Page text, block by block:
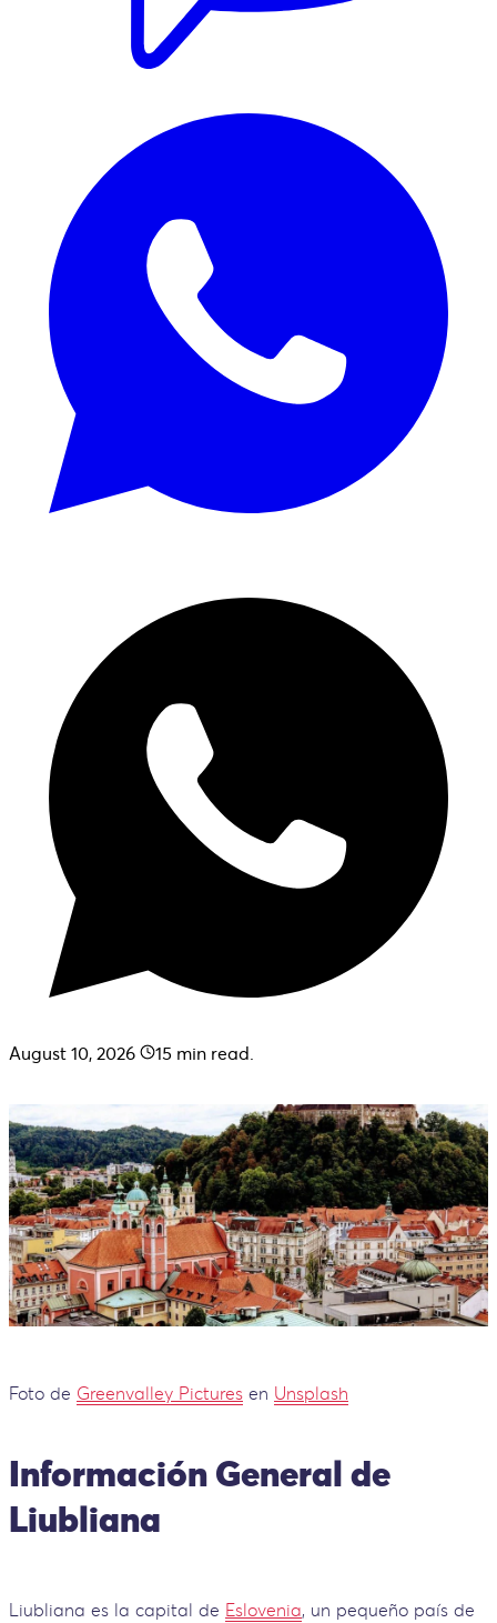
August 10, 2026 15 min read.
Foto de Greenvalley Pictures en Unsplash
Información General de
Liubliana
Liubliana es la capital de Eslovenia, un pequeño país de